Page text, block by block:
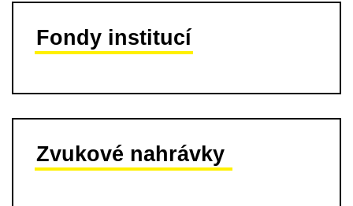
Fondy institucí
Zvukové nahrávky